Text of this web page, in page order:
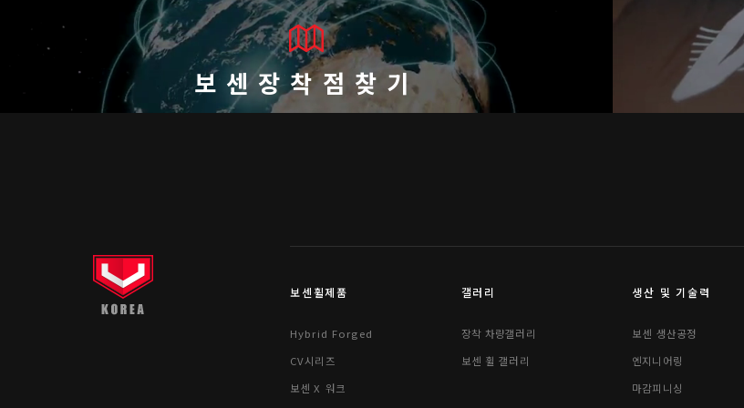
보센장착점찾기
보센휠제품
Hybrid Forged
CV시리즈
보센 X 워크
갤러리
장착 차량갤러리
보센 휠 갤러리
생산 및 기술력
보센 생산공정
엔지니어링
마감피니싱